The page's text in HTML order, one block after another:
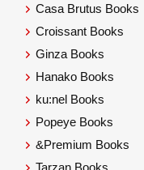
Casa Brutus Books
Croissant Books
Ginza Books
Hanako Books
ku:nel Books
Popeye Books
&Premium Books